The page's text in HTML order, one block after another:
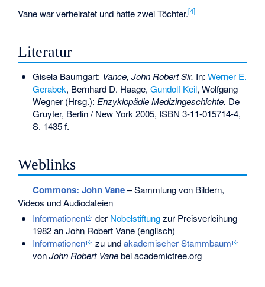
Vane war verheiratet und hatte zwei Töchter.[4]
Literatur
Gisela Baumgart: Vance, John Robert Sir. In: Werner E.
Gerabek, Bernhard D. Haage, Gundolf Keil, Wolfgang
Wegner (Hrsg.): Enzyklopädie Medizingeschichte. De
Gruyter, Berlin / New York 2005, ISBN 3-11-015714-4,
S. 1435 f.
Weblinks
Commons: John Vane– Sammlung von Bildern,
Videos und Audiodateien
Informationen
der Nobelstiftungzur Preisverleihung
1982 an John Robert Vane (englisch)
Informationen
zu undakademischer Stammbaum
vonJohn Robert Vanebei academictree.org